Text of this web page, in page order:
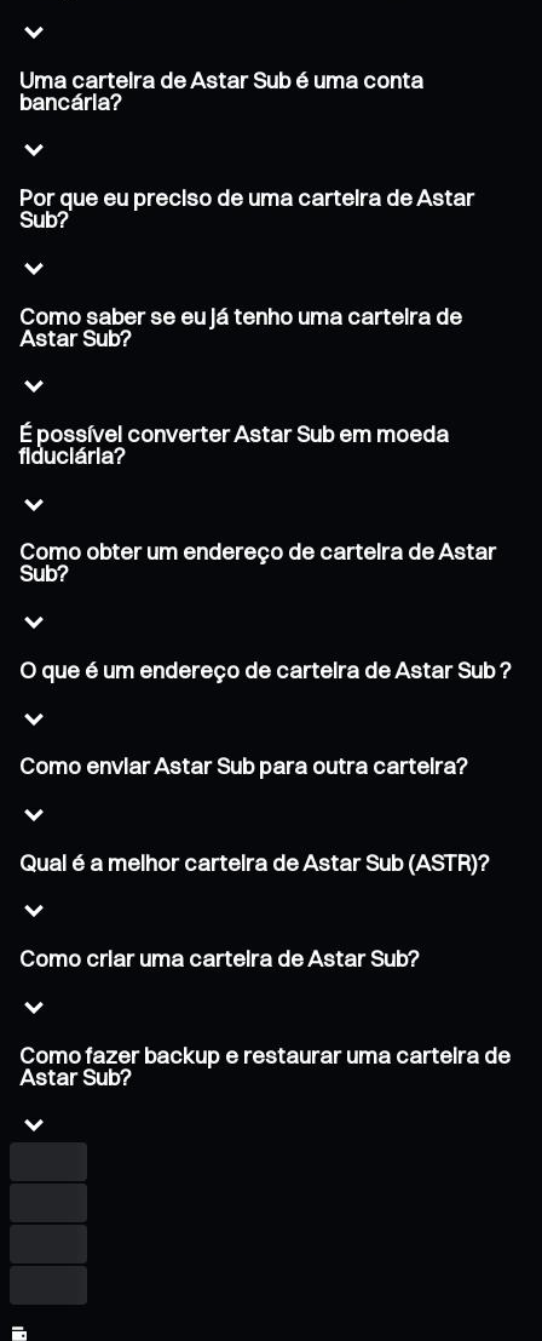
Uma carteira de Astar Sub é uma conta
bancária?
Por que eu preciso de uma carteira de Astar
Sub?
Como saber se eu já tenho uma carteira de
Astar Sub?
É possível converter Astar Sub em moeda
fiduciária?
Como obter um endereço de carteira de Astar
Sub?
O que é um endereço de carteira de Astar Sub ?
Como enviar Astar Sub para outra carteira?
Qual é a melhor carteira de Astar Sub (ASTR)?
Como criar uma carteira de Astar Sub?
Como fazer backup e restaurar uma carteira de
Astar Sub?